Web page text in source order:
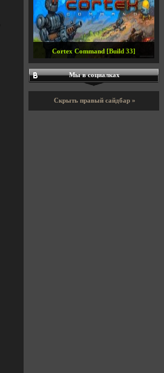
#6
#8
Cortex Command [Build 33]
Мы в социалках
Скрыть правый сайдбар »